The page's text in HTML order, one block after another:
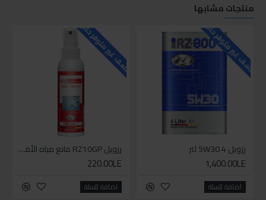
منتجات مشابها
للاسف غير متوفر حاليا
رزويل 5W30 4 لتر
1,400.00LE
اضافة للسلة
للاسف غير متوفر حاليا
رزويل RZ10GP مانع مياه الأمطار 100مل
220.00LE
اضافة للسلة